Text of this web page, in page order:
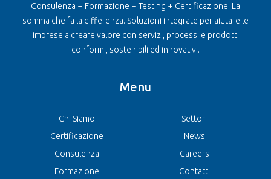
Consulenza + Formazione + Testing + Certificazione: La
somma che fa la differenza. Soluzioni integrate per aiutare le
imprese a creare valore con servizi, processi e prodotti
conformi, sostenibili ed innovativi.
Menu
Chi Siamo
Certificazione
Consulenza
Formazione
Settori
News
Careers
Contatti